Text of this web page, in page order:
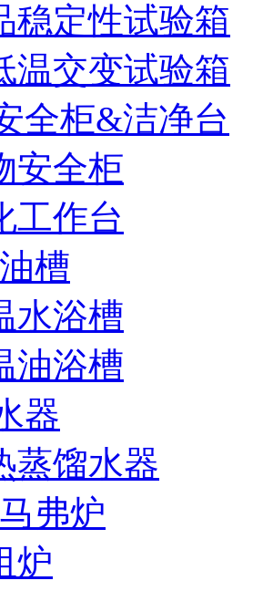
稳定性试验箱
温交变试验箱
全柜&洁净台
安全柜
工作台
槽
水浴槽
油浴槽
器
蒸馏水器
弗炉
炉